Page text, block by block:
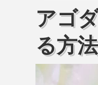
アゴ
る方法